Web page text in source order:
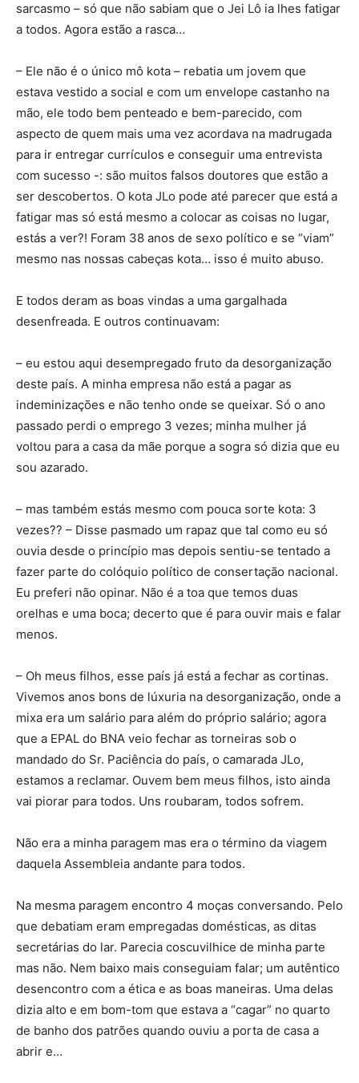
sarcasmo – só que não sabiam que o Jei Lô ia lhes fatigar
a todos. Agora estão a rasca…
– Ele não é o único mô kota – rebatia um jovem que
estava vestido a social e com um envelope castanho na
mão, ele todo bem penteado e bem-parecido, com
aspecto de quem mais uma vez acordava na madrugada
para ir entregar currículos e conseguir uma entrevista
com sucesso -: são muitos falsos doutores que estão a
ser descobertos. O kota JLo pode até parecer que está a
fatigar mas só está mesmo a colocar as coisas no lugar,
estás a ver?! Foram 38 anos de sexo político e se “viam”
mesmo nas nossas cabeças kota… isso é muito abuso.
E todos deram as boas vindas a uma gargalhada
desenfreada. E outros continuavam:
– eu estou aqui desempregado fruto da desorganização
deste país. A minha empresa não está a pagar as
indeminizações e não tenho onde se queixar. Só o ano
passado perdi o emprego 3 vezes; minha mulher já
voltou para a casa da mãe porque a sogra só dizia que eu
sou azarado.
– mas também estás mesmo com pouca sorte kota: 3
vezes?? – Disse pasmado um rapaz que tal como eu só
ouvia desde o princípio mas depois sentiu-se tentado a
fazer parte do colóquio político de consertação nacional.
Eu preferi não opinar. Não é a toa que temos duas
orelhas e uma boca; decerto que é para ouvir mais e falar
menos.
– Oh meus filhos, esse país já está a fechar as cortinas.
Vivemos anos bons de lúxuria na desorganização, onde a
mixa era um salário para além do próprio salário; agora
que a EPAL do BNA veio fechar as torneiras sob o
mandado do Sr. Paciência do país, o camarada JLo,
estamos a reclamar. Ouvem bem meus filhos, isto ainda
vai piorar para todos. Uns roubaram, todos sofrem.
Não era a minha paragem mas era o término da viagem
daquela Assembleia andante para todos.
Na mesma paragem encontro 4 moças conversando. Pelo
que debatiam eram empregadas domésticas, as ditas
secretárias do lar. Parecia coscuvilhice de minha parte
mas não. Nem baixo mais conseguiam falar; um autêntico
desencontro com a ética e as boas maneiras. Uma delas
dizia alto e em bom-tom que estava a “cagar” no quarto
de banho dos patrões quando ouviu a porta de casa a
abrir e…